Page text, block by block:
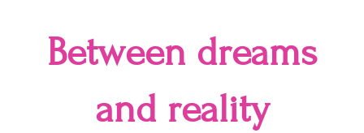
Between dreams
and reality